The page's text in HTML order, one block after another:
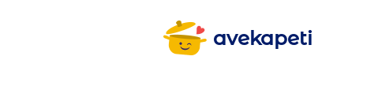
avekapeti